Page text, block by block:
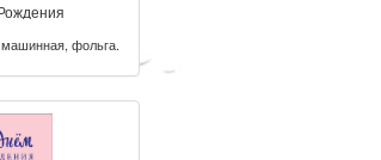
фольга.